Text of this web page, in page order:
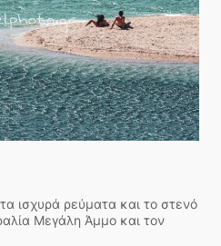
ισχυρά ρεύματα και το στενό
Μεγάλη Άμμο και τον